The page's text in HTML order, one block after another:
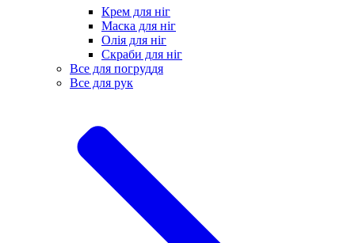
Крем для ніг
Маска для ніг
Олія для ніг
Скраби для ніг
Все для погруддя
Все для рук